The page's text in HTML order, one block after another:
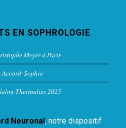
EN SOPHROLOGIE
Meyer à Paris
Sophro
Thermalies 2025
Neuronal, notre dispositif